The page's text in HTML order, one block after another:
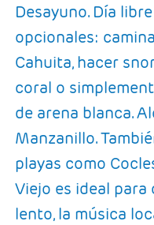
Desayuno. Día
opcionales:
Cahuita, hacer
coral o
de arena blanca.
Manzanillo.
playas como
Viejo es ideal
lento, la música